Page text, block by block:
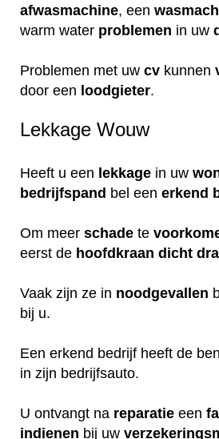
afwasmachine, een
warm water problemen in uw
Problemen met uw cv kunnen
door een loodgieter.
Lekkage Wouw
Heeft u een lekkage in uw
bedrijfspand bel een erkend
Om meer schade te
eerst de hoofdkraan dicht
Vaak zijn ze in noodgevallen
bij u.
Een erkend bedrijf heeft de
in zijn bedrijfsauto.
U ontvangt na reparatie een
indienen bij uw